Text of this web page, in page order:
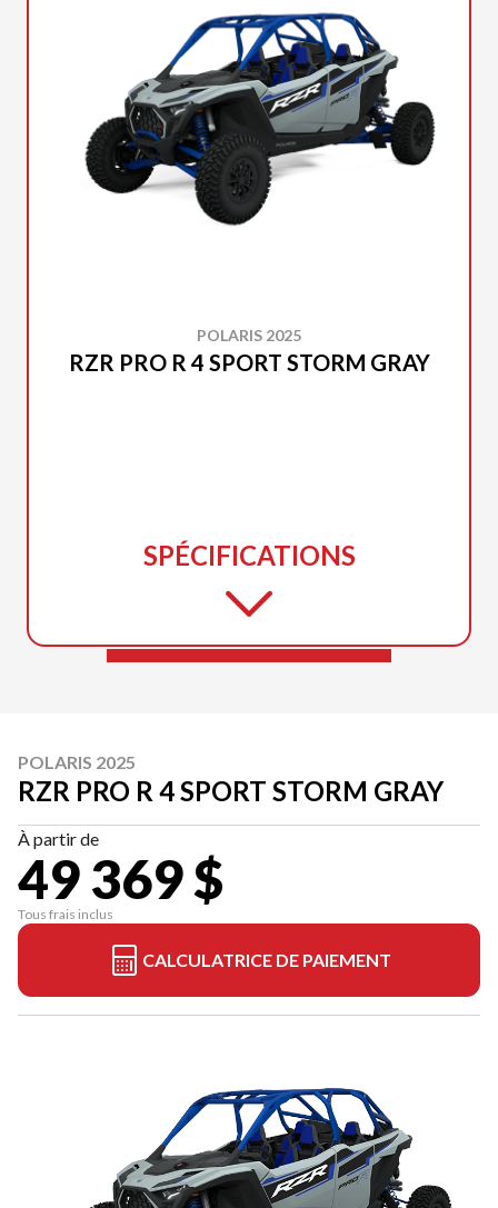
POLARIS 2025
RZR PRO R 4 SPORT STORM GRAY
SPÉCIFICATIONS
POLARIS 2025
RZR PRO R 4 SPORT STORM GRAY
À partir de
49 369 $
Tous frais inclus
CALCULATRICE DE PAIEMENT